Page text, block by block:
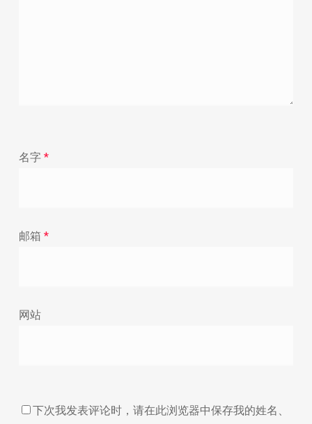
名字 *
邮箱 *
网站
下次我发表评论时，请在此浏览器中保存我的姓名、